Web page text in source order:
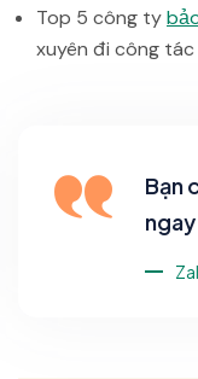
Top 5 công ty
xuyên đi công tác
Bạn